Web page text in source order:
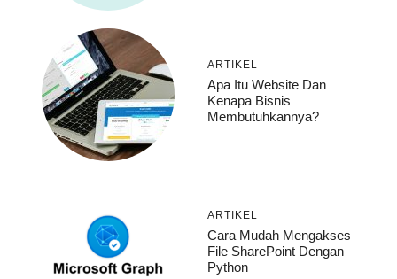
ARTIKEL
Apa Itu Website Dan
Kenapa Bisnis
Membutuhkannya?
ARTIKEL
Cara Mudah Mengakses
File SharePoint Dengan
Python